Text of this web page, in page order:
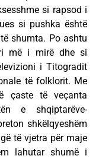
si rapsod i
si pushka është
shumta. Po ashtu
më i mirë dhe si
i Titogradit
të folklorit. Me
çaste të veçanta
e shqiptarëve-
shkëlqyeshëm
të vjetra për maje
lahutar shumë i